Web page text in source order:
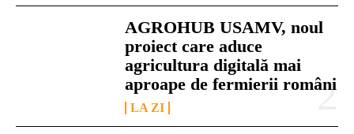
AGROHUB USAMV, noul
proiect care aduce
agricultura digitală mai
aproape de fermierii români
LA ZI